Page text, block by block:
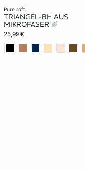
pure soft
TRIANGEL-BH AUS
MIKROFASER
25,99 €